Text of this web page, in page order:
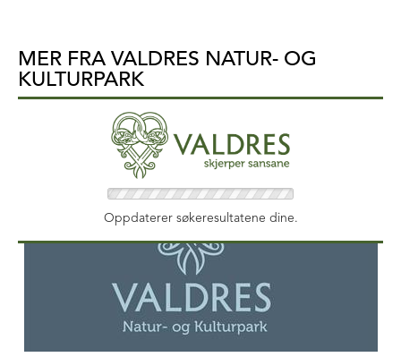
Oppdaterer søkeresultatene dine.
MER FRA VALDRES NATUR- OG
KULTURPARK